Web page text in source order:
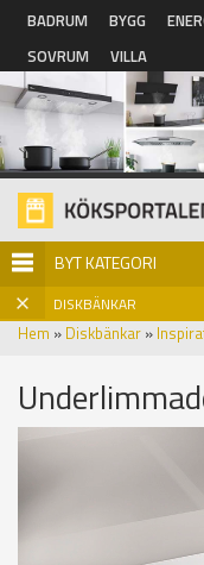
Hoppa till huvudinnehåll
BADRUM BYGG
SOVRUM
VILLA
BYT KATEGORI
DISKBÄNKAR
Hem » Diskbänkar »